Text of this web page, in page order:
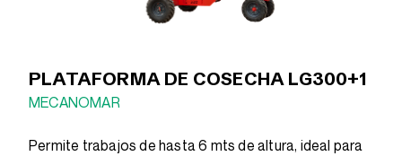
PLATAFORMA DE COSECHA LG300+1
MECANOMAR
Permite trabajos de hasta 6 mts de altura, ideal para